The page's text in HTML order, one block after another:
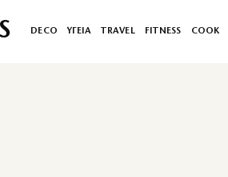
DECO ΥΓΕΙΑ TRAVEL FITNESS COOK